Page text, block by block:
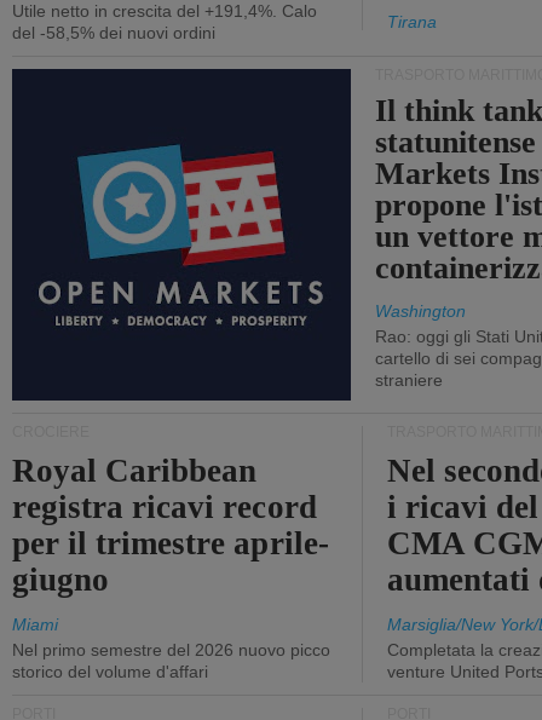
Utile netto in crescita del +191,4%. Calo
del -58,5% dei nuovi ordini
Tirana
Il think
Markets
propone
un vettore
Washington
Rao: oggi gli Stati
cartello di sei
straniere
Royal Caribbean
registra ricavi record
per il trimestre aprile-
giugno
Miami
Nel primo semestre del 2026 nuovo picco
storico del volume d'affari
Nel
i ricavi
CMA
aumentati
Marsiglia/New
Completata la
venture United